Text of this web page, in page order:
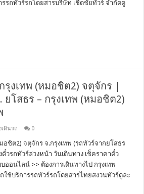
รรถทัวร์รถโดยสารบริษัท เชิดชัยทัวร์ จำกัดดู
งเทพ (หมอชิต2) จตุจักร |
ยโสธร – กรุงเทพ (หมอชิต2)
เดินรถ 0
อชิต2) จตุจักร จ.กรุงเทพ (รถทัวร์จากยโสธร
ตั๋วรถทัวร์ล่วงหน้า วันเดินทาง เช็คราคาตั๋ว
ออนไลน์ >> ต้องการเดินทางไป กรุงเทพ
ช้บริการรถทัวร์รถโดยสารไทยสงวนทัวร์ดูละ